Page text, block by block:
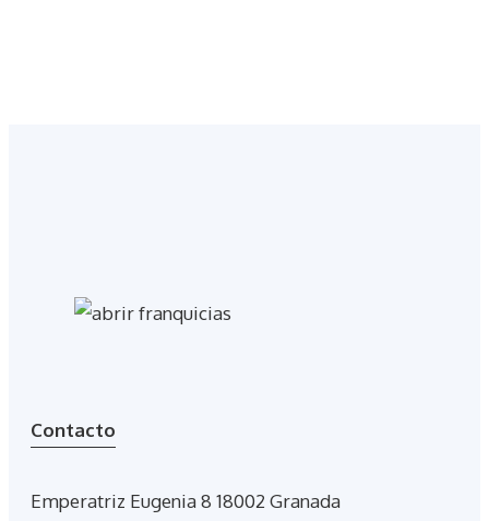
Contacto
Emperatriz Eugenia 8 18002 Granada